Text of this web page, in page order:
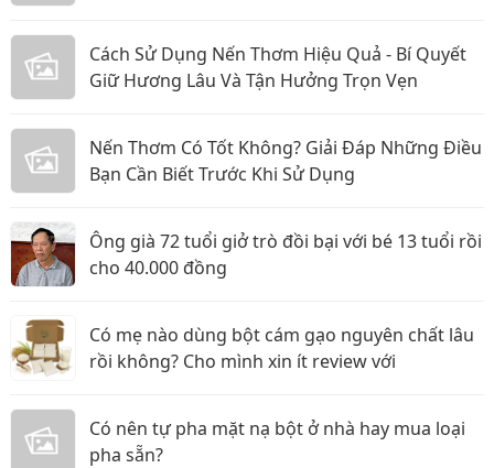
Cách Sử Dụng Nến Thơm Hiệu Quả - Bí Quyết
Giữ Hương Lâu Và Tận Hưởng Trọn Vẹn
Nến Thơm Có Tốt Không? Giải Đáp Những Điều
Bạn Cần Biết Trước Khi Sử Dụng
Ông già 72 tuổi giở trò đồi bại với bé 13 tuổi rồi
cho 40.000 đồng
Có mẹ nào dùng bột cám gạo nguyên chất lâu
rồi không? Cho mình xin ít review với
Có nên tự pha mặt nạ bột ở nhà hay mua loại
pha sẵn?